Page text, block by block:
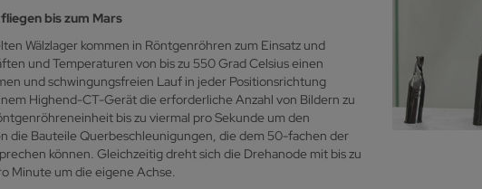
bis zum Mars
Wälzlager kommen in Röntgenröhren zum Einsatz und
und Temperaturen von bis zu 550 Grad Celsius einen
und schwingungsfreien Lauf in jeder Positionsrichtung
Highend-CT-Gerät die erforderliche Anzahl von Bildern zu
bis zu viermal pro Sekunde um den
die Bauteile Querbeschleunigungen, die dem 50-fachen der
können. Gleichzeitig dreht sich die Drehanode mit bis zu
Minute um die eigene Achse.